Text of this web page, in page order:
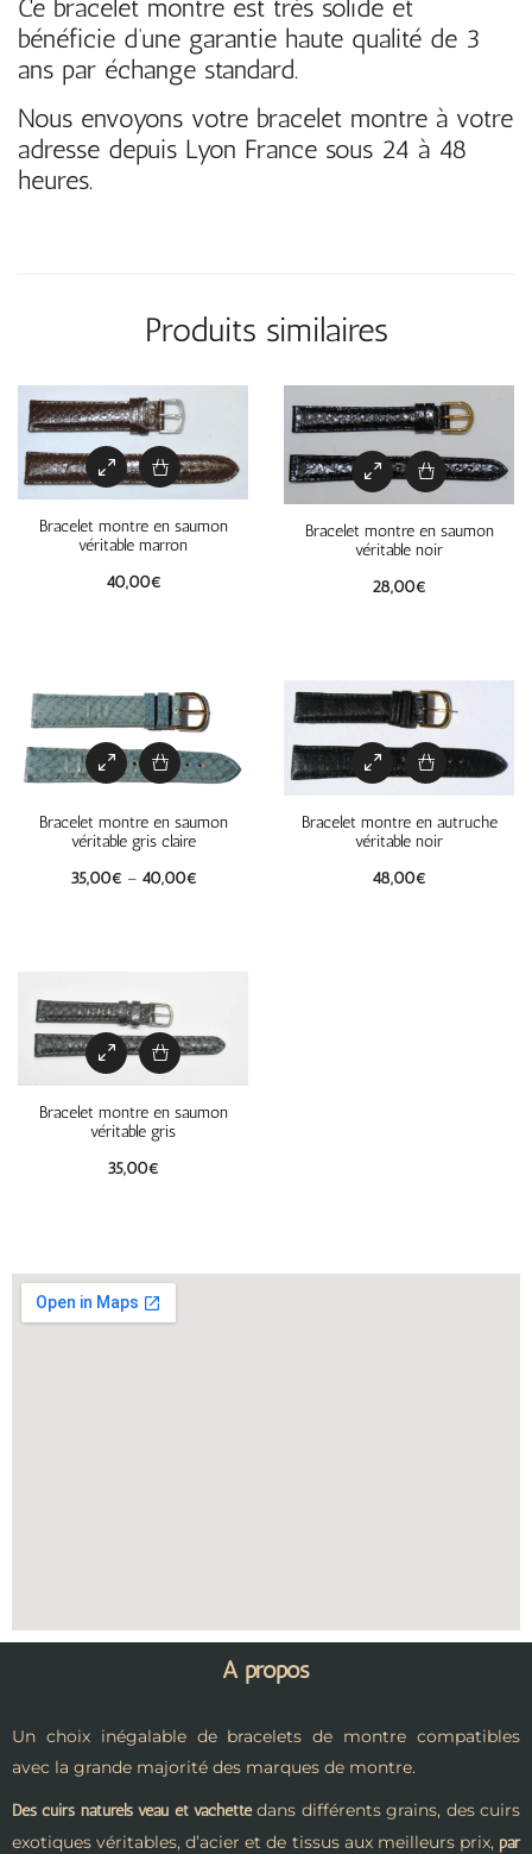
Ce bracelet montre est très solide et
bénéficie d’une garantie haute qualité de 3
ans par échange standard.
Nous envoyons votre bracelet montre à votre
adresse depuis Lyon France sous 24 à 48
heures.
Produits similaires
Bracelet montre en saumon
véritable marron
40,00€
Bracelet montre en saumon
véritable noir
28,00€
Bracelet montre en saumon
véritable gris claire
35,00€ – 40,00€
Bracelet montre en autruche
véritable noir
48,00€
Bracelet montre en saumon
véritable gris
35,00€
A propos
Un choix inégalable de bracelets de montre compatibles
avec la grande majorité des marques de montre.
Des cuirs naturels veau et vachettedans différents grains, des cuirs
exotiques véritables, d’acier et de tissus aux meilleurs prix, par